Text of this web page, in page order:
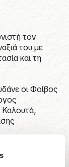
τον
του με
και τη
οι Φοίβος